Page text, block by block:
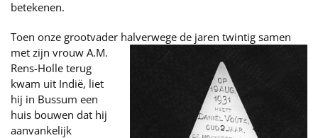
betekenen.
Toen onze grootvader halverwege de jaren twintig samen
met zijn vrouw A.M.
Rens-Holle terug
kwam uit Indië, liet
hij in Bussum een
huis bouwen dat hij
aanvankelijk